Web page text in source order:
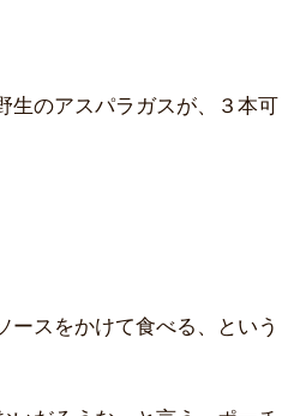
生のアスパラガスが、３本可
ースをかけて食べる、という